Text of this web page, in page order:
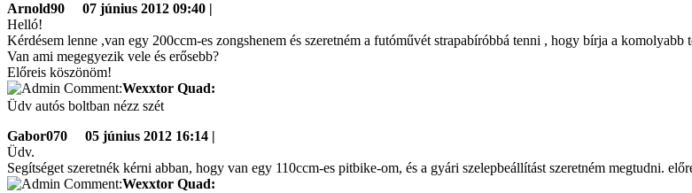
Arnold90
07 június 2012 09:40 |
Helló!
Kérdésem lenne ,van egy 200ccm-es zongshenem és szeretném a futóművét strapabíróbbá tenni , hogy bírja a
Van ami megegyezik vele és erősebb?
Előreis köszönöm!
Wexxtor Quad:
Üdv autós boltban nézz szét
Gabor070
05 június 2012 16:14 |
Üdv.
Segítséget szeretnék kérni abban, hogy van egy 110ccm-es pitbike-om, és a gyári szelepbeállítást szeretném megtudni.
Wexxtor Quad: